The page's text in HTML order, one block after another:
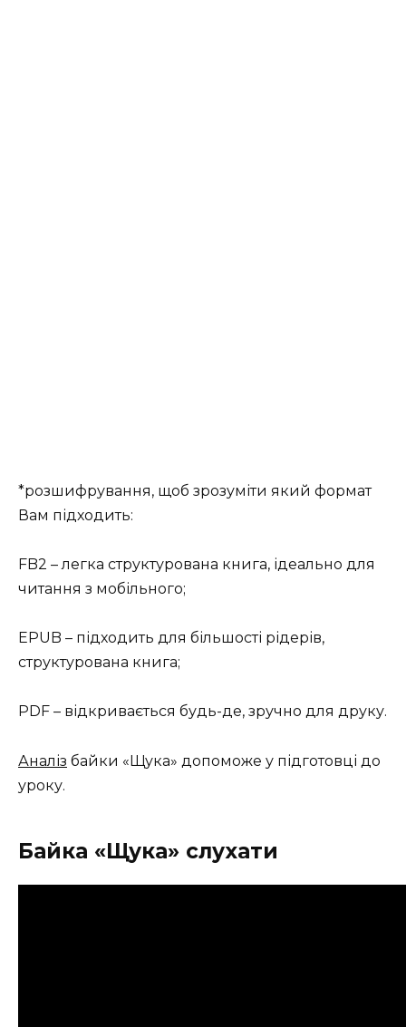
*розшифрування, щоб зрозуміти який формат
Вам підходить:
FB2 – легка структурована книга, ідеально для
читання з мобільного;
EPUB – підходить для більшості рідерів,
структурована книга;
PDF – відкривається будь-де, зручно для друку.
Аналіз байки «Щука» допоможе у підготовці до
уроку.
Байка «Щука» слухати